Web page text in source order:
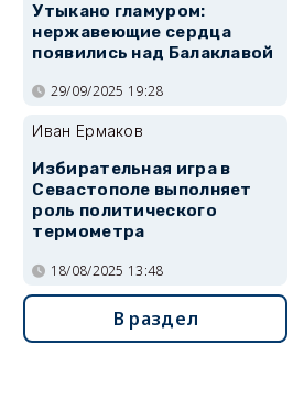
Утыкано гламуром:
нержавеющие сердца
появились над Балаклавой
29/09/2025 19:28
Иван Ермаков
Избирательная игра в
Севастополе выполняет
роль политического
термометра
18/08/2025 13:48
В раздел